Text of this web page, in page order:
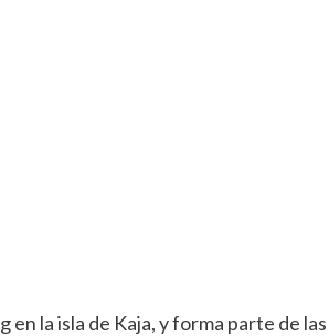
la isla de Kaja, y forma parte de las